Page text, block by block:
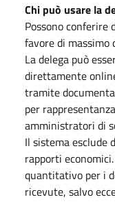
Chi può usare la
Possono
favore di massimo
La delega può
direttamente
tramite
per
amministratori di
Il sistema esclude
rapporti
quantitativo per i
ricevute, salvo